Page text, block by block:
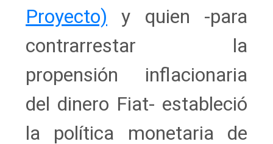
Proyecto) y quien -para
contrarrestar la
propensión inflacionaria
del dinero Fiat- estableció
la política monetaria de